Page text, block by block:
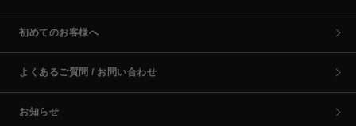
初めてのお客様へ
よくあるご質問 / お問い合わせ
お知らせ